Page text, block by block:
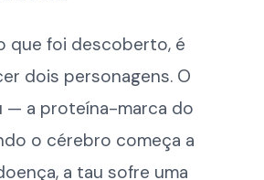
que foi descoberto, é
dois personagens. O
— a proteína-marca do
o cérebro começa a
a tau sofre uma